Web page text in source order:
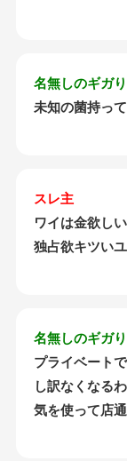
名無しのギガ
未知の菌持っ
スレ主
ワイは金欲し
独占欲キツい
名無しのギガ
プライベート
し訳なくなる
気を使って店